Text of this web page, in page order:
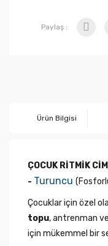
Paylaş :
Ürün Bilgisi
ÇOCUK RİTMİK
- Turuncu
Çocuklar için özel
topu, antrenman
için mükemmel bir